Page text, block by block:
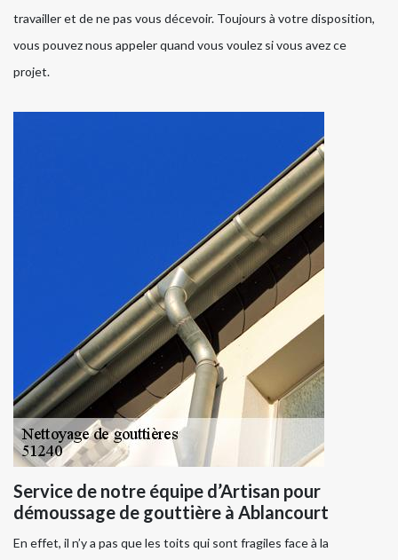
travailler et de ne pas vous décevoir. Toujours à votre disposition,
vous pouvez nous appeler quand vous voulez si vous avez ce
projet.
Service de notre équipe d’Artisan pour
démoussage de gouttière à Ablancourt
En effet, il n’y a pas que les toits qui sont fragiles face à la